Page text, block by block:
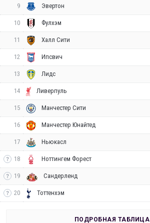
9 Эвертон
10 Фулхэм
11 Халл Сити
12 Ипсвич
13 Лидс
14 Ливерпуль
15 Манчестер Сити
16 Манчестер Юнайтед
17 Ньюкасл
18 Ноттингем Форест
19 Сандерленд
20 Тоттенхэм
ПОДРОБНАЯ ТАБЛИЦА